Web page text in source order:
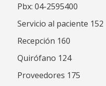
Pbx: 04-2595400
Servicio al paciente 152
Recepción 160
Quirófano 124
Proveedores 175